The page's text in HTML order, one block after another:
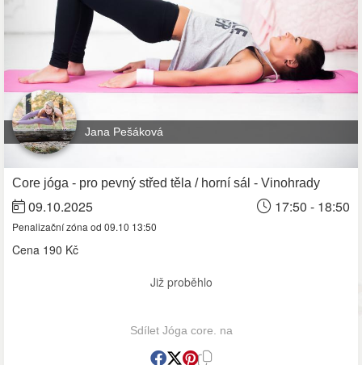
Jana Pešáková
Core jóga - pro pevný střed těla / horní sál - Vinohrady
09.10.2025 17:50 - 18:50
Penalizační zóna od 09.10 13:50
Cena 190 Kč
Již proběhlo
Sdílet Jóga core. na